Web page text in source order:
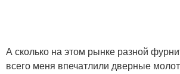
А сколько на этом рынке разной
всего меня впечатлили дверные